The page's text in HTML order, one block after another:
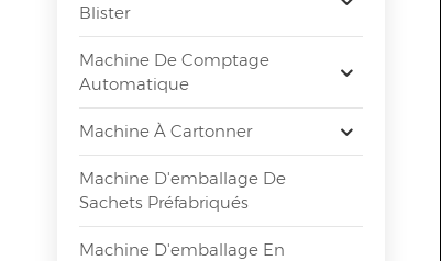
Blister
Machine De Comptage
Automatique
Machine À Cartonner
Machine D'emballage De
Sachets Préfabriqués
Machine D'emballage En